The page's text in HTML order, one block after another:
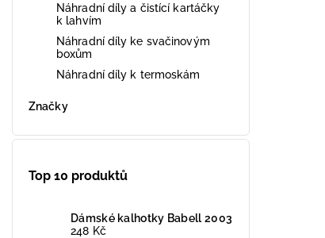
Náhradní díly a čistící kartáčky
k lahvím
Náhradní díly ke svačinovým
boxům
Náhradní díly k termoskám
Značky
Top 10 produktů
Dámské kalhotky Babell 2003
248 Kč